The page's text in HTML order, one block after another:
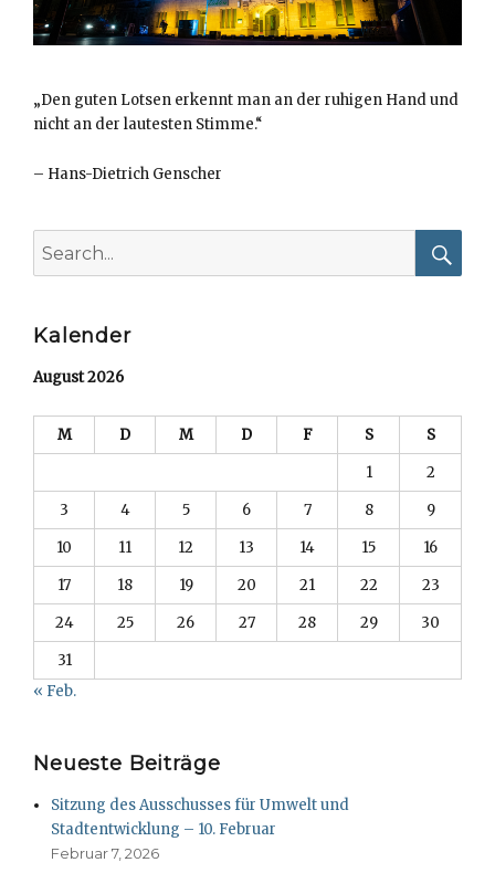
„Den guten Lotsen erkennt man an der ruhigen Hand und
nicht an der lautesten Stimme.“
– Hans-Dietrich Genscher
for:
Kalender
August 2026
M D M D F S
S
1
2
3
4 5 6 7 8
9
10
11 12 13 14 15
16
17
18 19 20 21 22
23
24
25 26 27 28 29
30
31
« Feb.
Neueste Beiträge
Sitzung des Ausschusses für Umwelt und
Stadtentwicklung – 10. Februar
Februar 7, 2026